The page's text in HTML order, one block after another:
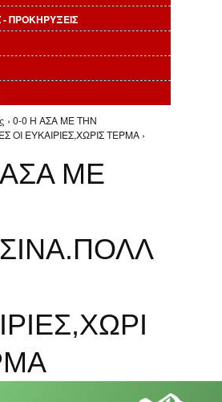
- ΠΡΟΚΗΡΥΞΕΙΣ
› 0-0 Η ΑΣΑ ΜΕ ΤΗΝ
ΟΙ ΕΥΚΑΙΡΙΕΣ,ΧΩΡΙΣ ΤΕΡΜΑ ›
ΜΕ